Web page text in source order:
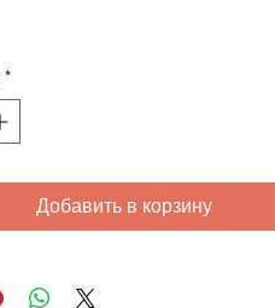
*
Добавить в корзину